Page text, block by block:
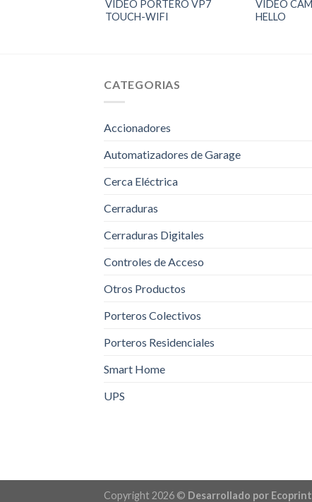
VIDEO PORTERO VP7
TOUCH-WIFI
VIDEO
HELLO
CATEGORIAS
Accionadores
Automatizadores de Garage
Cerca Eléctrica
Cerraduras
Cerraduras Digitales
Controles de Acceso
Otros Productos
Porteros Colectivos
Porteros Residenciales
Smart Home
UPS
Copyright 2026 © Desarrollado por